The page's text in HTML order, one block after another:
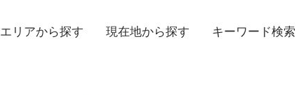
エリアから探す 現在地から探す キーワード検索